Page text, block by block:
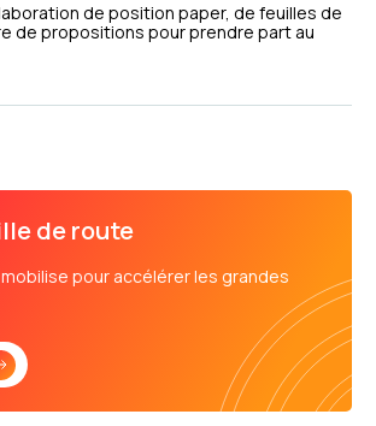
de position paper, de feuilles de
de propositions pour prendre part au
de route
mobilise pour accélérer les grandes